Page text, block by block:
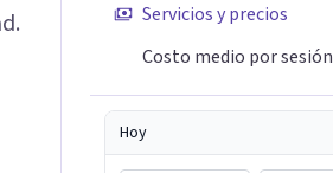
Servicios y precios
Costo medio por sesión
Hoy